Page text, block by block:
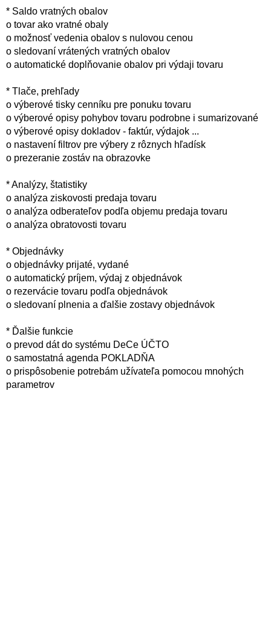
* Saldo vratných obalov
o tovar ako vratné obaly
o možnosť vedenia obalov s nulovou cenou
o sledovaní vrátených vratných obalov
o automatické doplňovanie obalov pri výdaji tovaru
* Tlače, prehľady
o výberové tisky cenníku pre ponuku tovaru
o výberové opisy pohybov tovaru podrobne i sumarizované
o výberové opisy dokladov - faktúr, výdajok ...
o nastavení filtrov pre výbery z rôznych hľadísk
o prezeranie zostáv na obrazovke
* Analýzy, štatistiky
o analýza ziskovosti predaja tovaru
o analýza odberateľov podľa objemu predaja tovaru
o analýza obratovosti tovaru
* Objednávky
o objednávky prijaté, vydané
o automatický príjem, výdaj z objednávok
o rezervácie tovaru podľa objednávok
o sledovaní plnenia a ďalšie zostavy objednávok
* Ďalšie funkcie
o prevod dát do systému DeCe ÚČTO
o samostatná agenda POKLADŇA
o prispôsobenie potrebám užívateľa pomocou mnohých
parametrov